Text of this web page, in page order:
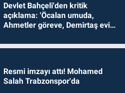
Devlet Bahçeli'den kritik
açıklama: 'Öcalan umuda,
Ahmetler göreve, Demirtaş evine
Resmi imzayı attı! Mohamed
Salah Trabzonspor'da